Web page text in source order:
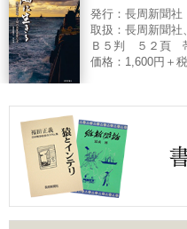
発行：長周新聞社
取扱：長周新聞社
Ｂ５判 ５２頁
価格：1,600円＋税